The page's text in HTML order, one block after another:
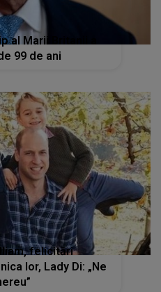
al Marii Britanii a
99 de ani
felicitări
lor, Lady Di: „Ne